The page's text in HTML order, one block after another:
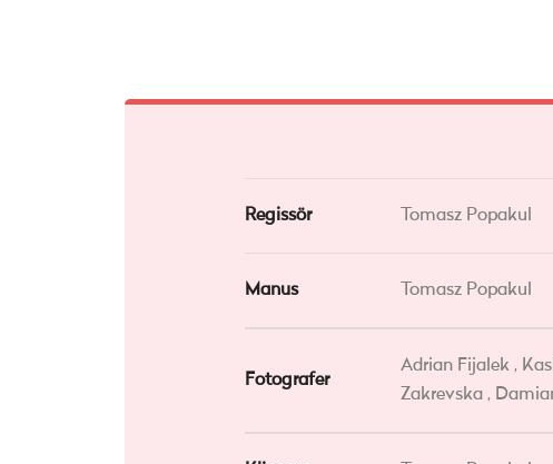
Regissör Tomasz Popakul
Manus Tomasz Popakul
Fotografer
Adrian Fijalek ,
Zakrevska ,